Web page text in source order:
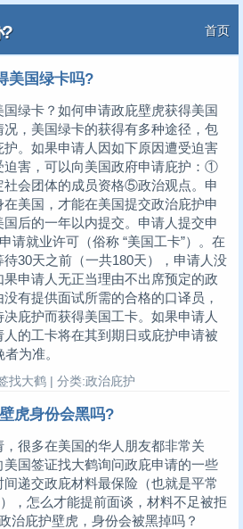
首页
美国绿卡吗?
绿卡？如何申请政庇壁虎获得美国
，美国绿卡的获得有多种途径，包
。如果申请人因如下原因遭受迫害
迫害，可以向美国政府申请庇护：①
会团体的成员资格⑤政治观点。申
美国，才能在美国提交政治庇护申
后的一年以内提交。申请人提交申
请就业许可（俗称 “美国工卡”）。在
30天之前（一共180天），申请人没
申请人无正当理由不出席预定的政
有提供面试所需的合格的口译员，
庇护而获得美国工卡。如果申请人
的工卡将在其到期日或庇护申请被
为准。
找大鹤 | 分类:政治庇护
虎身份会黑吗?
很多在美国的华人朋友都非常关
国签证找大鹤询问政庇申请的一些
递交政庇材料最保险（也就是平常
，怎么才能提前面谈，材料不足被拒
治庇护壁虎，身份会被黑掉吗？